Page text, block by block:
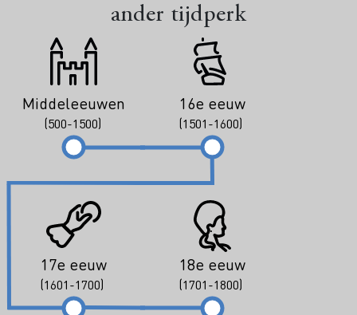
ander tijdperk
Middeleeuwen
(500-1500)
16e eeuw
(1501-1600)
17e eeuw
(1601-1700)
18e eeuw
(1701-1800)